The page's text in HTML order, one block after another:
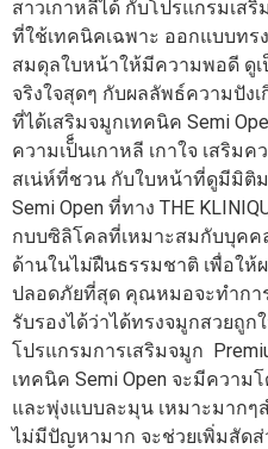
สาวเกาหลีได้ กับโปรแกรมเสริ
ที่ใช้เทคนิคเฉพาะ ออกแบบทร
สมดุลใบหน้าให้มีความพอดี ดู
จริงใจสุดๆ กับผลลัพธ์ความปั
ที่ได้เสริมจมูกเทคนิค Semi
ความเป็็นเกาหลี เกาใจ เสริ
สเน่ห์ที่ชวน กับใบหน้าที่ดูมีมิติ
Semi Open ที่ทาง THE
กบบซิลิโคลที่เหมาะสมกับบุคค
ด้านในไม่ฝืนธรรมชาติ เพื่อให้
ปลอดภัยที่สุด คุณหมอจะทำกา
รับรองได้ว่าได้ทรงจมูกสวยถู
โปรแกรมการเสริมจมูก
เทคนิค Semi Open จะมีควา
และพุ่งแบบละมุน เหมาะมาก
ไม่มีปัญหามาก จะช่วยเพิ่มสัด